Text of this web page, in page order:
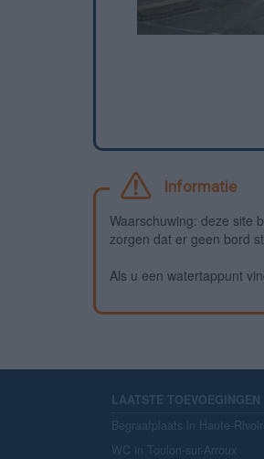
Informatie
Waarschuwing: deze site
zorgen dat er geen bord
Als u een watertappunt
LAATSTE TOEVOEGINGEN
Begraafplaats in Haute-
WC in Toulon-sur-Arroux